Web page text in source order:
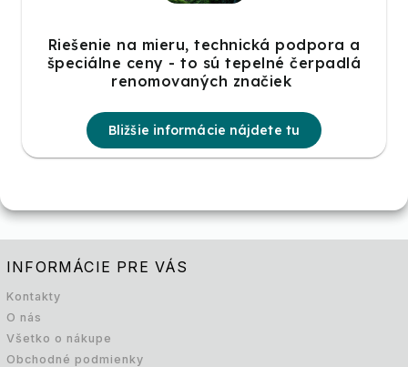
Riešenie na mieru, technická podpora a
špeciálne ceny - to sú tepelné čerpadlá
renomovaných značiek
Bližšie informácie nájdete tu
INFORMÁCIE PRE VÁS
Kontakty
O nás
Všetko o nákupe
Obchodné podmienky